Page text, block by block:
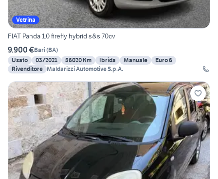
Vetrina
FIAT Panda 1.0 firefly hybrid s&s 70cv
9.900 €Bari(BA)
Usato
03/2021 56020 Km Ibrida Manuale
Euro 6
Rivenditore Maldarizzi Automotive S.p.A.